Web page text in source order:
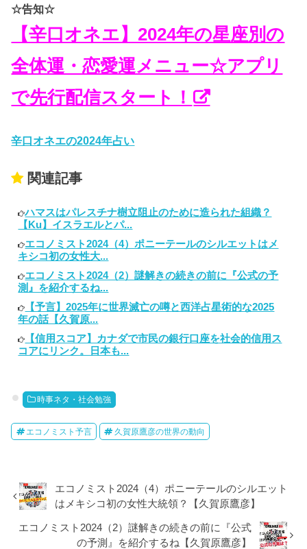
☆告知☆
【辛口オネエ】2024年の星座別の
全体運・恋愛運メニュー☆アプリ
で先行配信スタート！
辛口オネエの2024年占い
関連記事
ハマスはパレスチナ樹立阻止のために造られた組織？
【Ku】イスラエルとパ...
エコノミスト2024（4）ポニーテールのシルエットはメ
キシコ初の女性大...
エコノミスト2024（2）謎解きの続きの前に『公式の予
測』を紹介するね...
【予言】2025年に世界滅亡の噂と西洋占星術的な2025
年の話【久賀原...
【信用スコア】カナダで市民の銀行口座を社会的信用ス
コアにリンク。日本も...
時事ネタ・社会勉強
エコノミスト予言 久賀原鷹彦の世界の動向
エコノミスト2024（4）ポニーテールのシルエット
はメキシコ初の女性大統領？【久賀原鷹彦】
エコノミスト2024（2）謎解きの続きの前に『公式
の予測』を紹介するね【久賀原鷹彦】